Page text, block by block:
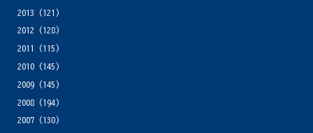
2013 (121)
2012 (128)
2011
(115)
2010(145)
2009(145)
2008(194)
2007(130)